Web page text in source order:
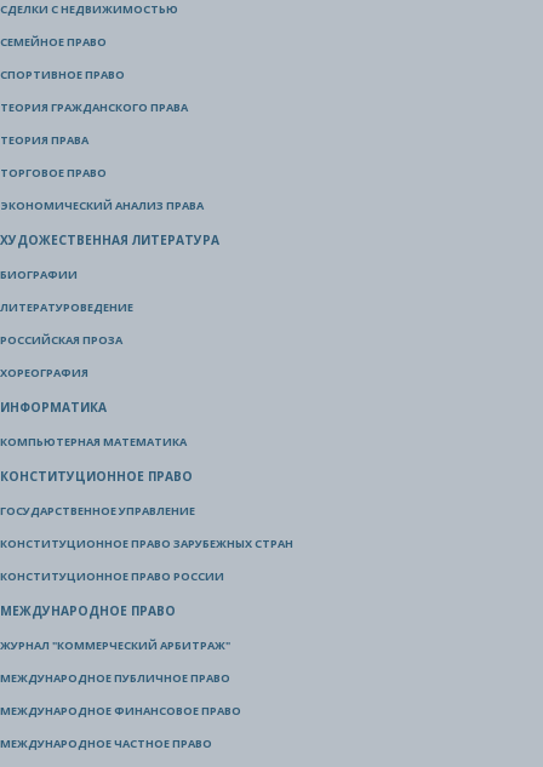
СДЕЛКИ С НЕДВИЖИМОСТЬЮ
СЕМЕЙНОЕ ПРАВО
СПОРТИВНОЕ ПРАВО
ТЕОРИЯ ГРАЖДАНСКОГО ПРАВА
ТЕОРИЯ ПРАВА
ТОРГОВОЕ ПРАВО
ЭКОНОМИЧЕСКИЙ АНАЛИЗ ПРАВА
ХУДОЖЕСТВЕННАЯ ЛИТЕРАТУРА
БИОГРАФИИ
ЛИТЕРАТУРОВЕДЕНИЕ
РОССИЙСКАЯ ПРОЗА
ХОРЕОГРАФИЯ
ИНФОРМАТИКА
КОМПЬЮТЕРНАЯ МАТЕМАТИКА
КОНСТИТУЦИОННОЕ ПРАВО
ГОСУДАРСТВЕННОЕ УПРАВЛЕНИЕ
КОНСТИТУЦИОННОЕ ПРАВО ЗАРУБЕЖНЫХ СТРАН
КОНСТИТУЦИОННОЕ ПРАВО РОССИИ
МЕЖДУНАРОДНОЕ ПРАВО
ЖУРНАЛ "КОММЕРЧЕСКИЙ АРБИТРАЖ"
МЕЖДУНАРОДНОЕ ПУБЛИЧНОЕ ПРАВО
МЕЖДУНАРОДНОЕ ФИНАНСОВОЕ ПРАВО
МЕЖДУНАРОДНОЕ ЧАСТНОЕ ПРАВО